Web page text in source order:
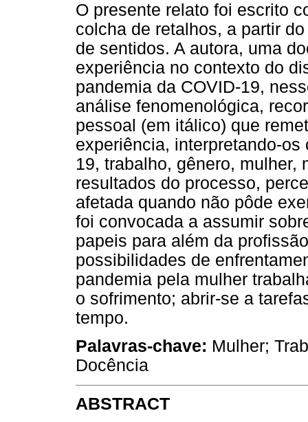
O presente relato foi escrito
colcha de retalhos, a partir
de sentidos. A autora, uma
experiência no contexto do
pandemia da COVID-19,
análise fenomenológica,
pessoal (em itálico) que
experiência, interpretando-
19, trabalho, gênero, mulher,
resultados do processo,
afetada quando não pôde
foi convocada a assumir
papeis para além da
possibilidades de
pandemia pela mulher
o sofrimento; abrir-se a
tempo.
Palavras-chave: Mulher;
Docência
ABSTRACT